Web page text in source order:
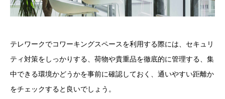
テレワークでコワーキングスペースを利用する際には、セキュリ
ティ対策をしっかりする、荷物や貴重品を徹底的に管理する、集
中できる環境かどうかを事前に確認しておく、通いやすい距離か
をチェックすると良いでしょう。